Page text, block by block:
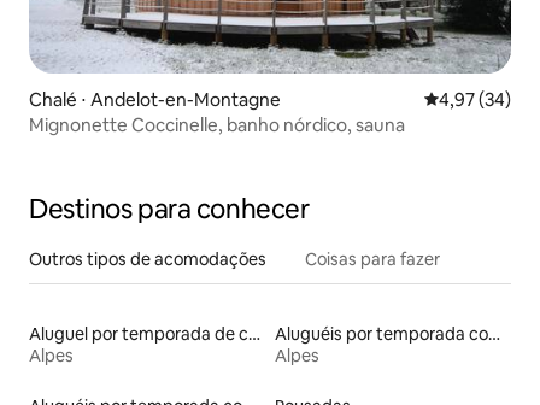
Chalé ⋅ Andelot-en-Montagne 4,97 de uma
4,97 (34)
Mignonette Coccinelle, banho nórdico, sauna
Destinos para conhecer
Outros tipos de acomodações Coisas para fazer
Aluguel por temporada de casas arredondadas
Alpes
Aluguéis por temporada com acesso ao lago
Alpes